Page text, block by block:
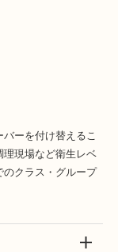
ーを付け替えるこ
理現場など衛生レベ
のクラス・グループ